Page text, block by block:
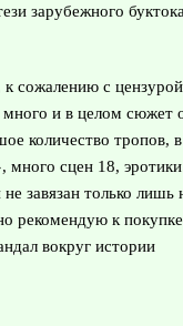
зарубежного буктока
к сожалению с
много и в целом сюжет
количество тропов,
много сцен 18,
завязан только лишь
рекомендую к
вокруг истории